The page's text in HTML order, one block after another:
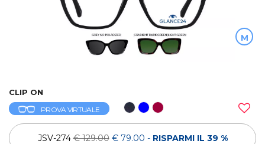
M
CLIP ON
PROVA VIRTUALE
JSV-274€ 129.00 € 79.00 - RISPARMI IL 39 %